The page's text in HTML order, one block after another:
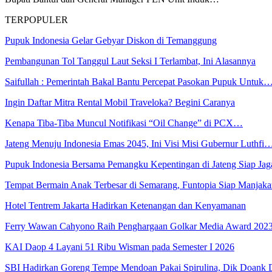
TERPOPULER
Pupuk Indonesia Gelar Gebyar Diskon di Temanggung
Pembangunan Tol Tanggul Laut Seksi I Terlambat, Ini Alasannya
Saifullah : Pemerintah Bakal Bantu Percepat Pasokan Pupuk Untuk…
Ingin Daftar Mitra Rental Mobil Traveloka? Begini Caranya
Kenapa Tiba-Tiba Muncul Notifikasi “Oil Change” di PCX…
Jateng Menuju Indonesia Emas 2045, Ini Visi Misi Gubernur
Pupuk Indonesia Bersama Pemangku Kepentingan di Jateng Siap
Tempat Bermain Anak Terbesar di Semarang, Funtopia Siap
Hotel Tentrem Jakarta Hadirkan Ketenangan dan Kenyamanan
Ferry Wawan Cahyono Raih Penghargaan Golkar Media Award
KAI Daop 4 Layani 51 Ribu Wisman pada Semester I 2026
SBI Hadirkan Goreng Tempe Mendoan Pakai Spirulina, Dik Doank